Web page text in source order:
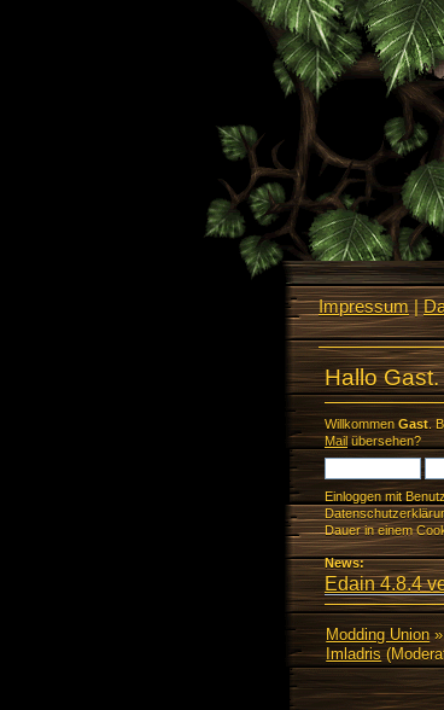
Impressum|
Hallo Gast.
Willkommen Gast.
Mailübersehen?
Einloggen mit
Dauer in einem
News:
Edain 4.8.4
Modding Union»
Imladris